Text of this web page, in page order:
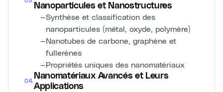
Nanoparticules et Nanostructures
—Synthèse et classification des
nanoparticules (métal, oxyde, polymère)
—Nanotubes de carbone, graphène et
fullerènes
—Propriétés uniques des nanomatériaux
04.
Nanomatériaux Avancés et Leurs
Applications